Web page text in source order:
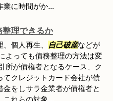
業に時間がか...
整理できるか
個人再生、 自己破産などが
よっても債務整理の方法は変
所が債権者となるケース、ク
てクレジットカード会社が債
をしサラ金業者が債権者と
これらの対象...